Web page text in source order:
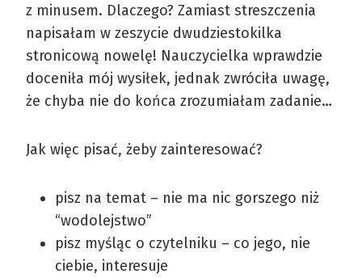
z minusem. Dlaczego? Zamiast streszczenia
napisałam w zeszycie dwudziestokilka
stronicową nowelę! Nauczycielka wprawdzie
doceniła mój wysiłek, jednak zwróciła uwagę,
że chyba nie do końca zrozumiałam zadanie…
Jak więc pisać, żeby zainteresować?
pisz na temat – nie ma nic gorszego niż
“wodolejstwo”
pisz myśląc o czytelniku – co jego, nie
ciebie, interesuje